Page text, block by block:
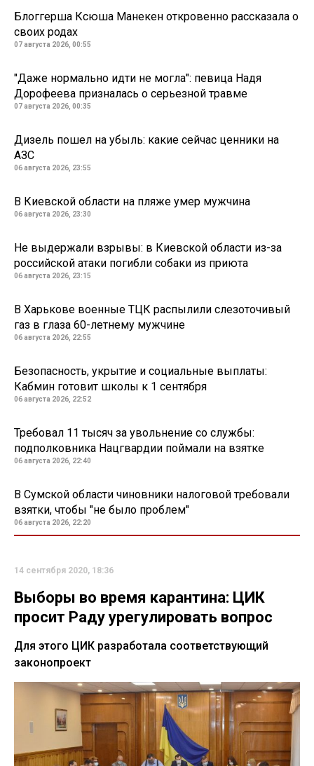
Блоггерша Ксюша Манекен откровенно рассказала о
своих родах
07 августа 2026, 00:55
"Даже нормально идти не могла": певица Надя
Дорофеева призналась о серьезной травме
07 августа 2026, 00:35
Дизель пошел на убыль: какие сейчас ценники на
АЗС
06 августа 2026, 23:55
В Киевской области на пляже умер мужчина
06 августа 2026, 23:30
Не выдержали взрывы: в Киевской области из-за
российской атаки погибли собаки из приюта
06 августа 2026, 23:15
В Харькове военные ТЦК распылили слезоточивый
газ в глаза 60-летнему мужчине
06 августа 2026, 22:55
Безопасность, укрытие и социальные выплаты:
Кабмин готовит школы к 1 сентября
06 августа 2026, 22:52
Требовал 11 тысяч за увольнение со службы:
подполковника Нацгвардии поймали на взятке
06 августа 2026, 22:40
В Сумской области чиновники налоговой требовали
взятки, чтобы "не было проблем"
06 августа 2026, 22:20
14 сентября 2020, 18:36
Выборы во время карантина: ЦИК
просит Раду урегулировать вопрос
Для этого ЦИК разработала соответствующий
законопроект